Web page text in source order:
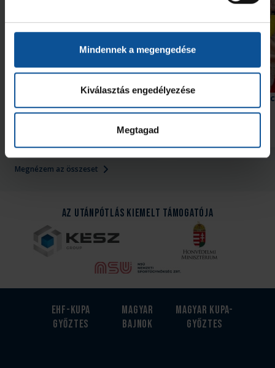
Mindennek a megengedése
Kiválasztás engedélyezése
Megtagad
Megnézem az összeset
Második edzőmeccsüket
játszották
Győzelem az
Az Utánpótlás kiemelt támogatója
EHF-Kupa
győztes
Magyar
bajnok
Magyar kupa-
győztes